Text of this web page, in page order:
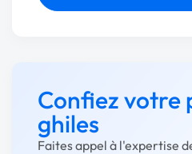
Confiez votre
ghiles
Faites appel à l'expertise